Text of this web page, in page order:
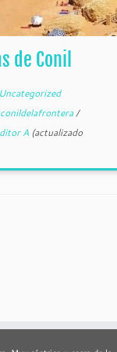
de Conil
Uncategorized
conildelafrontera/
A(actualizado